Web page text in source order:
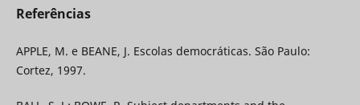
Referências
APPLE, M. e BEANE, J. Escolas democráticas. São Paulo:
Cortez, 1997.